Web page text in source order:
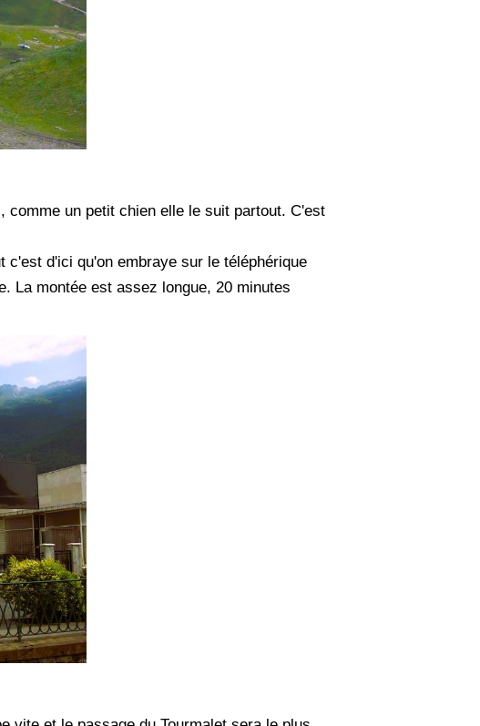
comme un petit chien elle le suit partout. C'est
d'ici qu'on embraye sur le téléphérique
La montée est assez longue, 20 minutes